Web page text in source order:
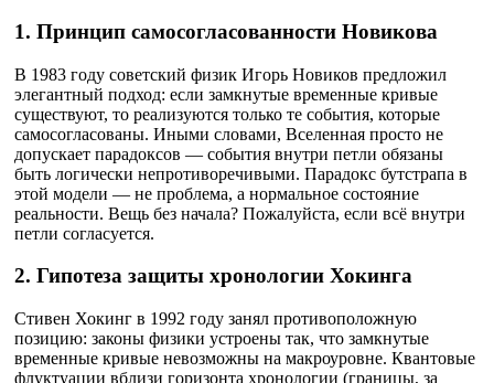
1. Принцип самосогласованности Новикова
В 1983 году советский физик Игорь Новиков предложил
элегантный подход: если замкнутые временные кривые
существуют, то реализуются только те события, которые
самосогласованы. Иными словами, Вселенная просто не
допускает парадоксов — события внутри петли обязаны
быть логически непротиворечивыми. Парадокс бутстрапа в
этой модели — не проблема, а нормальное состояние
реальности. Вещь без начала? Пожалуйста, если всё внутри
петли согласуется.
2. Гипотеза защиты хронологии Хокинга
Стивен Хокинг в 1992 году занял противоположную
позицию: законы физики устроены так, что замкнутые
временные кривые невозможны на макроуровне. Квантовые
флуктуации вблизи горизонта хронологии (границы, за